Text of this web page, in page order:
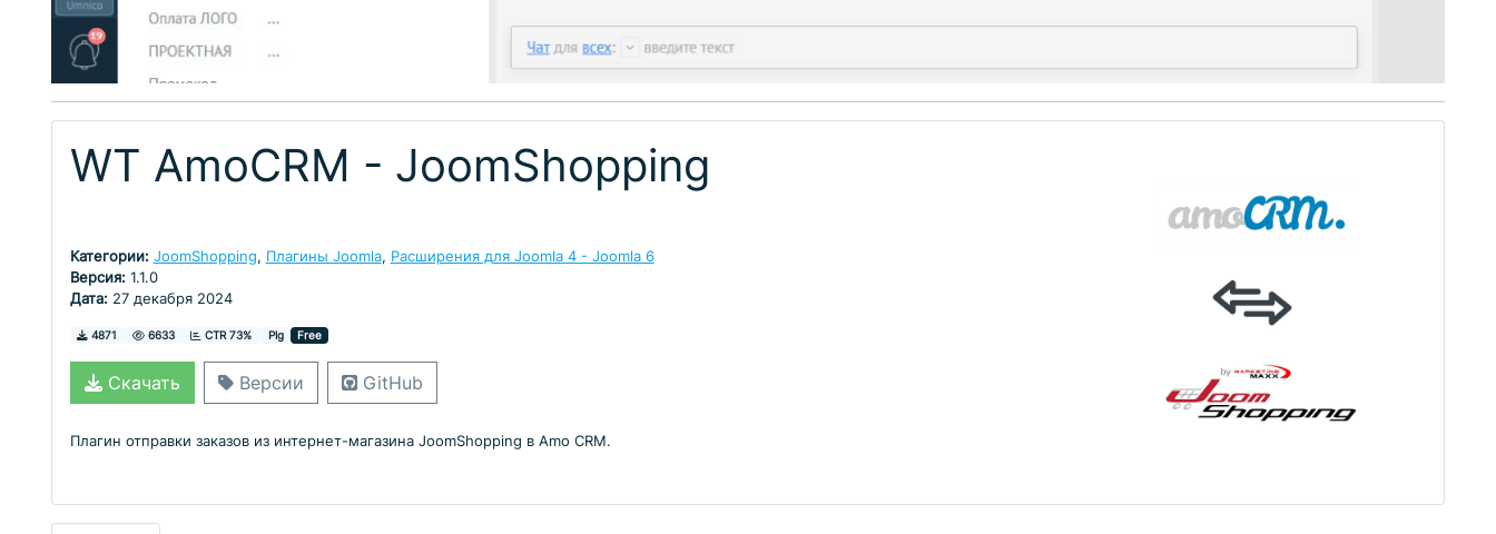
WT AmoCRM - JoomShopping
Категории: JoomShopping, Плагины Joomla, Расширения для Joomla 4 - Joomla 6
Версия: 1.1.0
Дата: 27 декабря 2024
Скачивания
4871 Просмотры
6633 CTR 73% Plg Free
Скачать Версии GitHub
Плагин отправки заказов из интернет-магазина JoomShopping в Amo CRM.